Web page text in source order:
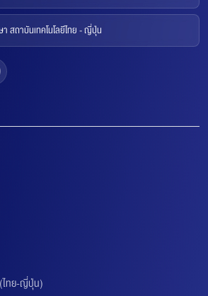
สถาบันเทคโนโลยีไทย - ญี่ปุ่น
(ไทย-ญี่ปุ่น)